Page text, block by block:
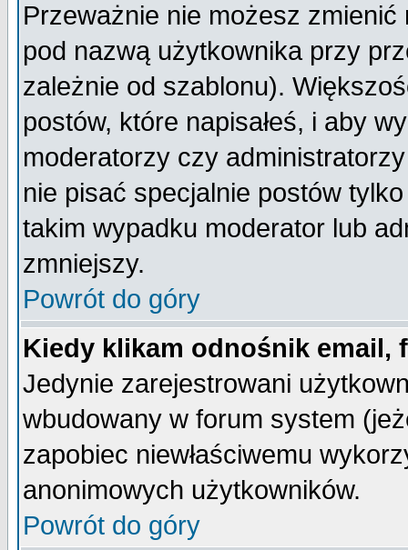
Przeważnie nie możesz
pod nazwą użytkownika przy
zależnie od szablonu).
postów, które napisałeś, i aby
moderatorzy czy
nie pisać specjalnie postów
takim wypadku moderator lub
zmniejszy.
Powrót do góry
Kiedy klikam odnośnik email,
Jedynie zarejestrowani
wbudowany w forum system
zapobiec niewłaściwemu
anonimowych użytkowników.
Powrót do góry